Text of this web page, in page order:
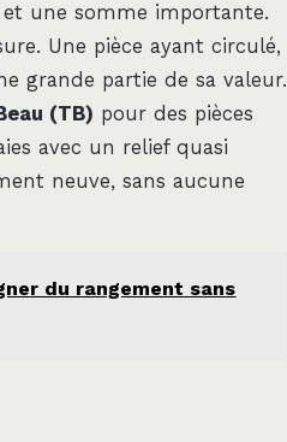
et une somme importante.
Une pièce ayant circulé,
grande partie de sa valeur.
(TB) pour des pièces
avec un relief quasi
neuve, sans aucune
du rangement sans